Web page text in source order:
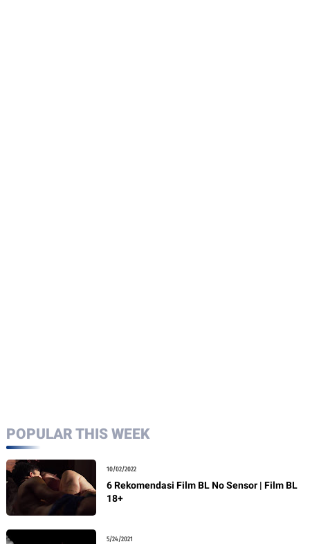
POPULAR THIS WEEK
10/02/2022
6 Rekomendasi Film BL No Sensor | Film BL
18+
5/24/2021